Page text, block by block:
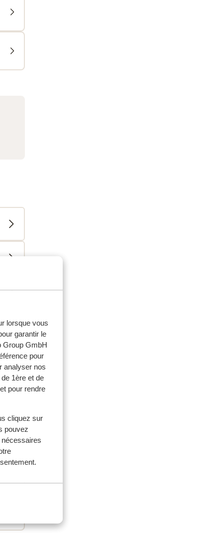
lorsque vous
garantir le
Group GmbH
pour
analyser nos
1ère et de
pour rendre
cliquez sur
pouvez